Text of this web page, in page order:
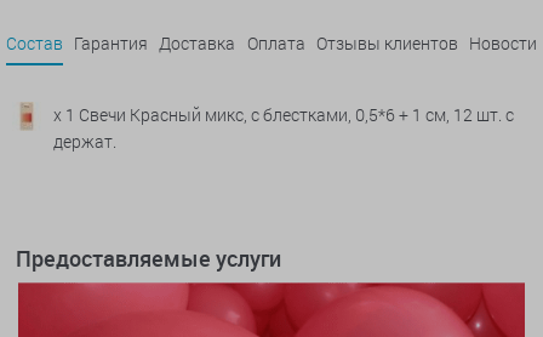
Состав Гарантия Доставка Оплата Отзывы клиентов Новости
x 1 Свечи Красный микс, с блестками, 0,5*6 + 1 см, 12 шт. с
держат.
Предоставляемые услуги